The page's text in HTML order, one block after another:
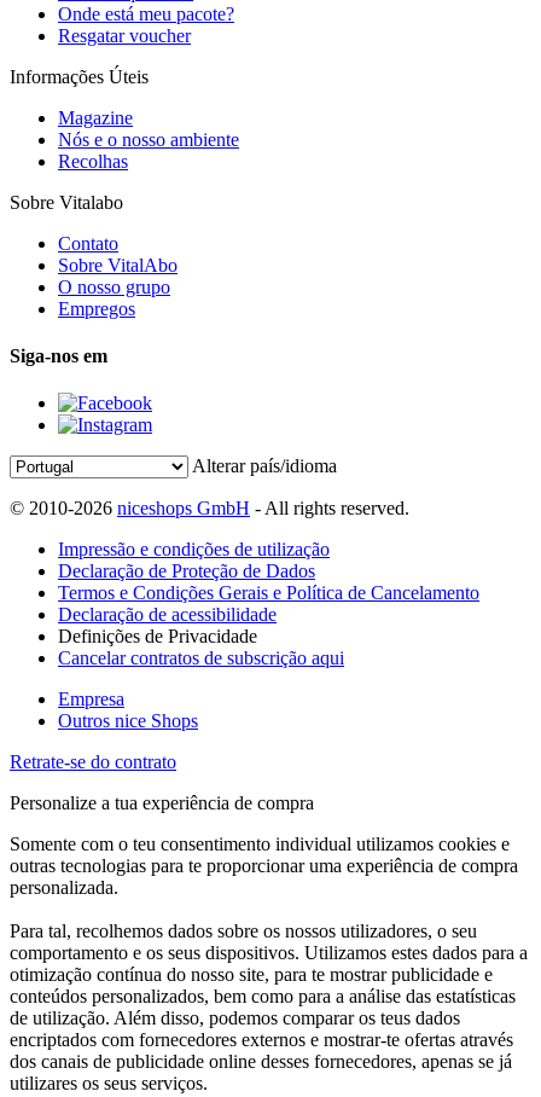
Onde está meu pacote?
Resgatar voucher
Informações Úteis
Magazine
Nós e o nosso ambiente
Recolhas
Sobre Vitalabo
Contato
Sobre VitalAbo
O nosso grupo
Empregos
Siga-nos em
Alterar país/idioma
© 2010-2026 niceshops GmbH - All rights reserved.
Impressão e condições de utilização
Declaração de Proteção de Dados
Termos e Condições Gerais e Política de Cancelamento
Declaração de acessibilidade
Definições de Privacidade
Cancelar contratos de subscrição aqui
Empresa
Outros nice Shops
Retrate-se do contrato
Personalize a tua experiência de compra
Somente com o teu consentimento individual utilizamos cookies e
outras tecnologias para te proporcionar uma experiência de compra
personalizada.
Para tal, recolhemos dados sobre os nossos utilizadores, o seu
comportamento e os seus dispositivos. Utilizamos estes dados para a
otimização contínua do nosso site, para te mostrar publicidade e
conteúdos personalizados, bem como para a análise das estatísticas
de utilização. Além disso, podemos comparar os teus dados
encriptados com fornecedores externos e mostrar-te ofertas através
dos canais de publicidade online desses fornecedores, apenas se já
utilizares os seus serviços.